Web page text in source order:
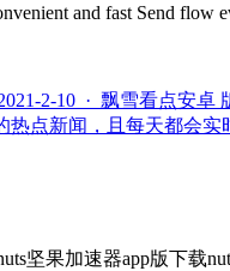
and fast Send flow
2-10 · 飘雪看点安卓
点新闻，且每天都会
坚果加速器app版下